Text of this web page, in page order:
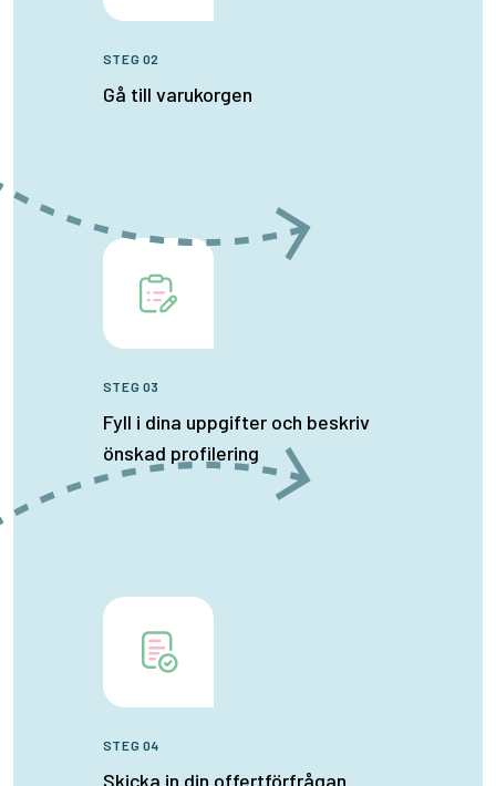
STEG 02
Gå till varukorgen
STEG 03
Fyll i dina uppgifter och beskriv
önskad profilering
STEG 04
Skicka in din offertförfrågan